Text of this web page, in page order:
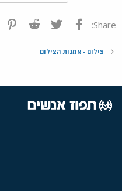
Share: פייסבוק Twitter
Reddit
צילום - אמנות הצילום